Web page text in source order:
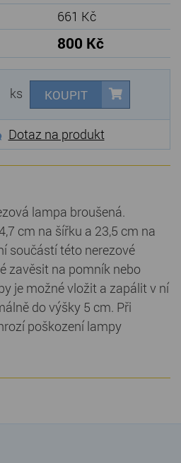
661 Kč
800 Kč
ks KOUPIT
Dotaz na produkt
lampa broušená.
cm na šířku a 23,5 cm na
součástí této nerezové
zavěsit na pomník nebo
je možné vložit a zapálit v ní
do výšky 5 cm. Při
poškození lampy